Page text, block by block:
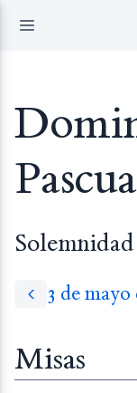
Pascua
Solemnidad
3 de mayo
Misas